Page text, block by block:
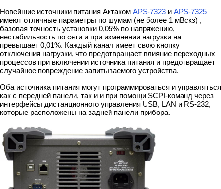
Новейшие источники питания Актаком APS-7323 и APS-7325
имеют отличные параметры по шумам (не более 1 мВскз) ,
базовая точность установки 0,05% по напряжению,
нестабильность по сети и при изменении нагрузки на
превышает 0,01%. Каждый канал имеет свою кнопку
отключения нагрузки, что предотвращает влияние переходных
процессов при включении источника питания и предотвращает
случайное повреждение запитываемого устройства.
Оба источника питания могут программироваться и управляться
как с передней панели, так и и при помощи SCPI-команд через
интерфейсы дистанционного управления USB, LAN и RS-232,
которые расположены на задней панели прибора.